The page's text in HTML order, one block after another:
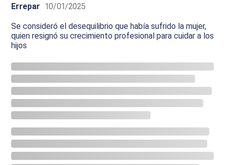
Errepar 10/01/2025
Se consideró el desequilibrio que había sufrido la mujer,
quien resignó su crecimiento profesional para cuidar a los
hijos